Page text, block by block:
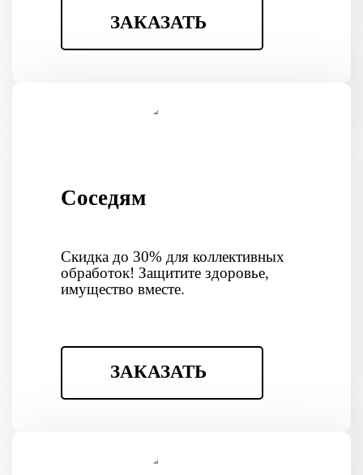
ЗАКАЗАТЬ
Соседям
Скидка до 30% для коллективных
обработок! Защитите здоровье,
имущество вместе.
ЗАКАЗАТЬ